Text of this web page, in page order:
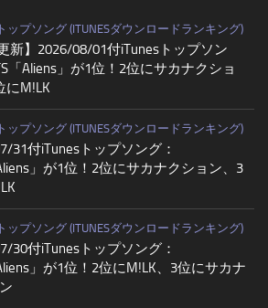
ップソング (ITUNESダウンロードランキング)
更新】2026/08/01付iTunesトップソン
「Aliens」が1位！2位にサカナクショ
にM!LK
ップソング (ITUNESダウンロードランキング)
31付iTunesトップソング：
」が1位！2位にサカナクション、3
ップソング (ITUNESダウンロードランキング)
30付iTunesトップソング：
」が1位！2位にM!LK、3位にサカナ